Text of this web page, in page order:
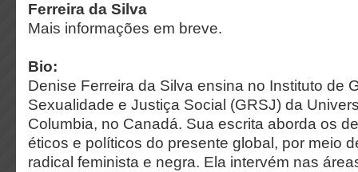
Ferreira da Silva
Mais informações em breve.
Bio:
Denise Ferreira da Silva ensina no Instituto de
Sexualidade e Justiça Social (GRSJ) da
Columbia, no Canadá. Sua escrita aborda os
éticos e políticos do presente global, por meio
radical feminista e negra. Ela intervém nas